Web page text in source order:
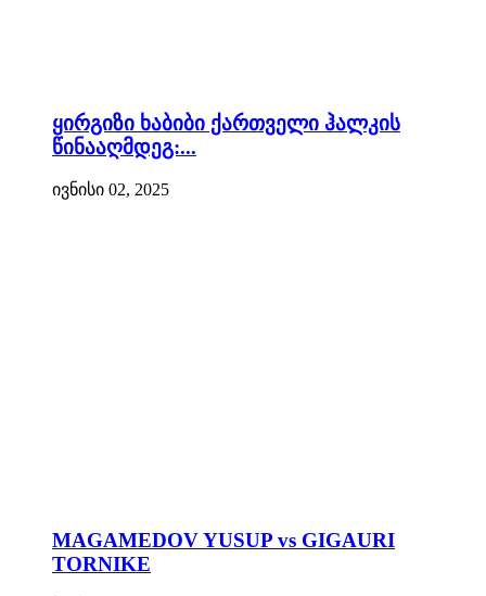
ყირგიზი ხაბიბი ქართველი ჰალკის
წინააღმდეგ:...
ივნისი 02, 2025
MAGAMEDOV YUSUP vs GIGAURI
TORNIKE